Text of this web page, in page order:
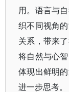
用。语言与
织不同视角
关系，带来
将自然与心
体现出鲜明
进一步思考。